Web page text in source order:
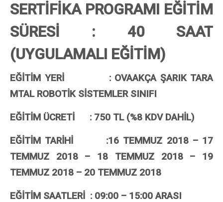
SERTİFİKA PROGRAMI EĞİTİM
SÜRESİ : 40 SAAT
(UYGULAMALI EĞİTİM)
EĞİTİM YERİ : OVAAKÇA ŞARIK TARA
MTAL ROBOTİK SİSTEMLER SINIFI
EĞİTİM ÜCRETİ : 750 TL (%8 KDV DAHİL)
EĞİTİM TARİHİ :16 TEMMUZ 2018 – 17
TEMMUZ 2018 – 18 TEMMUZ 2018 – 19
TEMMUZ 2018 – 20 TEMMUZ 2018
EĞİTİM SAATLERİ : 09:00 – 15:00 ARASI